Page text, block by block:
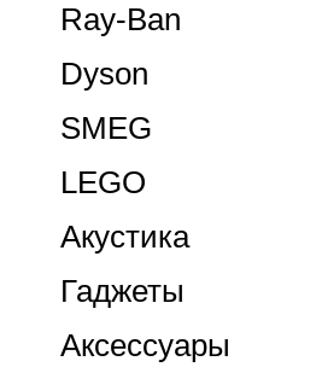
Аксессуары
Гаджеты
Акустика
Dyson
Ray-Ban
LEGO
SMEG